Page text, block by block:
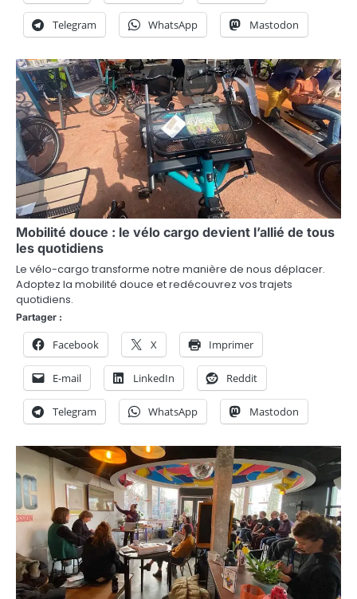
i
c
l
e
Telegram WhatsApp Mastodon
Mobilité douce : le vélo cargo devient l’allié de tous
les quotidiens
Le vélo-cargo transforme notre manière de nous déplacer.
Adoptez la mobilité douce et redécouvrez vos trajets
quotidiens.
Partager :
Facebook X Imprimer
E-mail LinkedIn Reddit
Telegram WhatsApp Mastodon